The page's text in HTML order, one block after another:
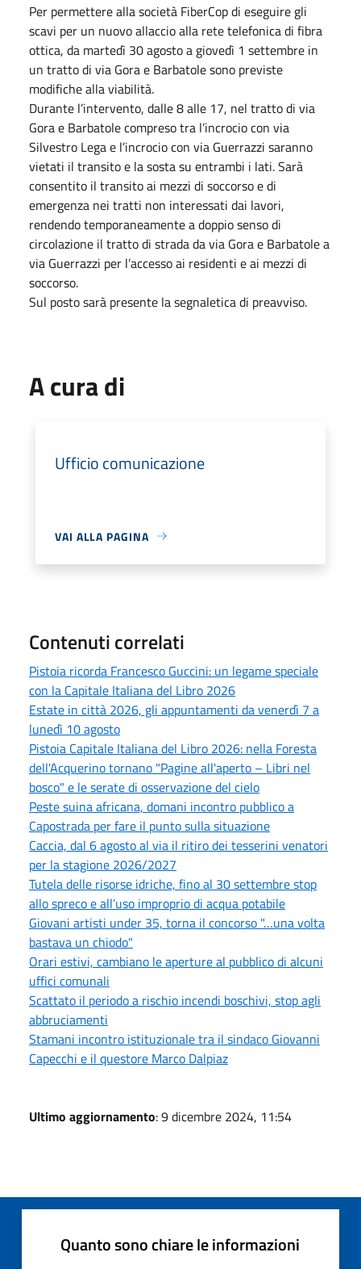
Per permettere alla società FiberCop di eseguire gli
scavi per un nuovo allaccio alla rete telefonica di fibra
ottica, da martedì 30 agosto a giovedì 1 settembre in
un tratto di via Gora e Barbatole sono previste
modifiche alla viabilità.
Durante l’intervento, dalle 8 alle 17, nel tratto di via
Gora e Barbatole compreso tra l’incrocio con via
Silvestro Lega e l’incrocio con via Guerrazzi saranno
vietati il transito e la sosta su entrambi i lati. Sarà
consentito il transito ai mezzi di soccorso e di
emergenza nei tratti non interessati dai lavori,
rendendo temporaneamente a doppio senso di
circolazione il tratto di strada da via Gora e Barbatole a
via Guerrazzi per l’accesso ai residenti e ai mezzi di
soccorso.
Sul posto sarà presente la segnaletica di preavviso.
A cura di
Ufficio comunicazione
VAI ALLA PAGINA
Contenuti correlati
Pistoia ricorda Francesco Guccini: un legame speciale
con la Capitale Italiana del Libro 2026
Estate in città 2026, gli appuntamenti da venerdì 7 a
lunedì 10 agosto
Pistoia Capitale Italiana del Libro 2026: nella Foresta
dell'Acquerino tornano "Pagine all'aperto – Libri nel
bosco" e le serate di osservazione del cielo
Peste suina africana, domani incontro pubblico a
Capostrada per fare il punto sulla situazione
Caccia, dal 6 agosto al via il ritiro dei tesserini venatori
per la stagione 2026/2027
Tutela delle risorse idriche, fino al 30 settembre stop
allo spreco e all’uso improprio di acqua potabile
Giovani artisti under 35, torna il concorso "…una volta
bastava un chiodo"
Orari estivi, cambiano le aperture al pubblico di alcuni
uffici comunali
Scattato il periodo a rischio incendi boschivi, stop agli
abbruciamenti
Stamani incontro istituzionale tra il sindaco Giovanni
Capecchi e il questore Marco Dalpiaz
Ultimo aggiornamento: 9 dicembre 2024, 11:54
Quanto sono chiare le informazioni